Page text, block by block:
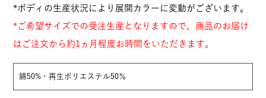
*ボディの生産状況により展開カラーに変動がございます。
*ご希望サイズでの受注生産となりますので、商品のお届け
はご注文から約1ヵ月程度お時間をいただきます。
綿50%・再生ポリエステル50％